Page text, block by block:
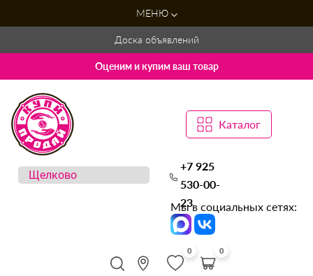
МЕНЮ
Доска объявлений
Оценим и купим ваш товар
Каталог
+7 925
530-00-
23
Мы в социальных сетях:
0 0